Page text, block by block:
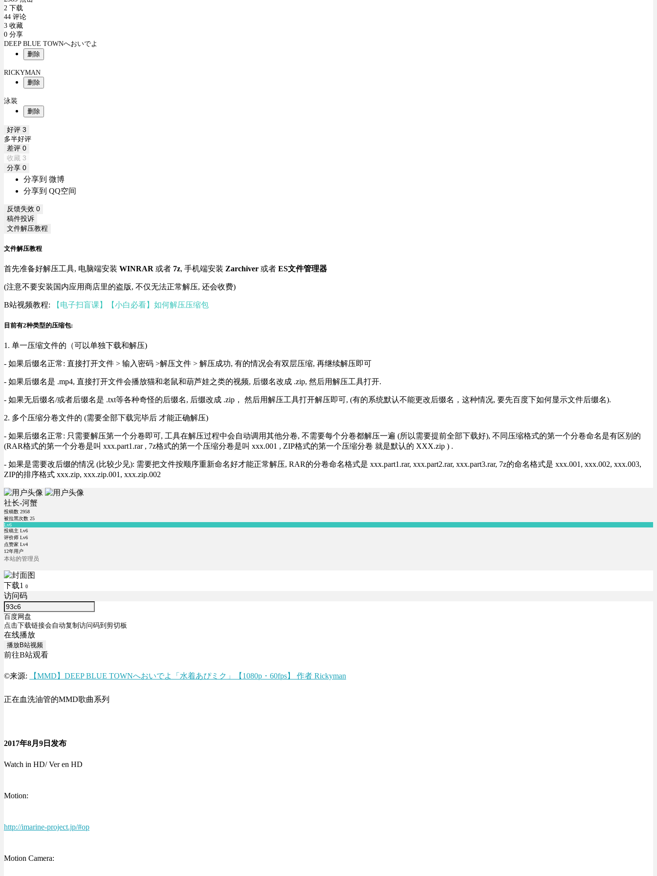
2 下载
44 评论
3 收藏
0 分享
DEEP BLUE TOWNへおいでよ
删除
RICKYMAN
删除
泳装
删除
好评 3
多半好评
差评 0
收藏 3
分享 0
分享到 微博
分享到 QQ空间
反馈失效 0
稿件投诉
文件解压教程
文件解压教程
首先准备好解压工具, 电脑端安装 WINRAR 或者 7z, 手机端安装 Zarchiver 或者 ES文件管理器
(注意不要安装国内应用商店里的盗版, 不仅无法正常解压, 还会收费)
B站视频教程: 【电子扫盲课】【小白必看】如何解压压缩包
目前有2种类型的压缩包:
1. 单一压缩文件的（可以单独下载和解压)
- 如果后缀名正常: 直接打开文件 > 输入密码 >解压文件 > 解压成功, 有的情况会有双层压缩, 再继续解压即可
- 如果后缀名是 .mp4, 直接打开文件会播放猫和老鼠和葫芦娃之类的视频, 后缀名改成 .zip, 然后用解压工具打开.
- 如果无后缀名/或者后缀名是 .txt等各种奇怪的后缀名, 后缀改成 .zip， 然后用解压工具打开解压即可, (有的系统默认不能更改后缀名，这种情况, 要先百度下如何显示文件后缀名).
2. 多个压缩分卷文件的 (需要全部下载完毕后 才能正确解压)
- 如果后缀名正常: 只需要解压第一个分卷即可, 工具在解压过程中会自动调用其他分卷, 不需要每个分卷都解压一遍 (所以需要提前全部下载好), 不同压缩格式的第一个分卷命名是有区别的
(RAR格式的第一个分卷是叫 xxx.part1.rar , 7z格式的第一个压缩分卷是叫 xxx.001 , ZIP格式的第一个压缩分卷 就是默认的 XXX.zip ) .
- 如果是需要改后缀的情况 (比较少见): 需要把文件按顺序重新命名好才能正常解压, RAR的分卷命名格式是 xxx.part1.rar, xxx.part2.rar, xxx.part3.rar, 7z的命名格式是 xxx.001, xxx.002, xxx.003,
ZIP的排序格式 xxx.zip, xxx.zip.001, xxx.zip.002
社长-河蟹
投稿数 2958
被拉黑次数 25
Lv6
投稿主 Lv6
评价师 Lv6
点赞家 Lv4
12年用户
本站的管理员
下载1 0
访问码
百度网盘
点击下载链接会自动复制访问码到剪切板
在线播放
播放B站视频
前往B站观看
©来源: 【MMD】DEEP BLUE TOWNへおいでよ「水着あぴミク」【1080p・60fps】 作者 Rickyman
正在血洗油管的MMD歌曲系列
2017年8月9日发布
Watch in HD/ Ver en HD
Motion:
http://imarine-project.jp/#op
Motion Camera: